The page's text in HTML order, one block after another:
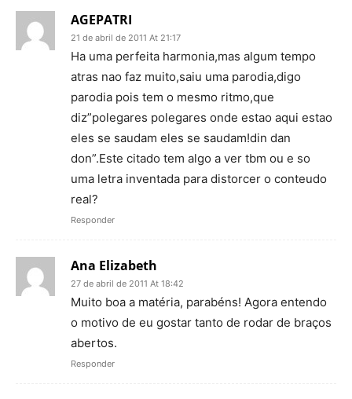
AGEPATRI
21 de abril de 2011 At 21:17
Ha uma perfeita harmonia,mas algum tempo
atras nao faz muito,saiu uma parodia,digo
parodia pois tem o mesmo ritmo,que
diz”polegares polegares onde estao aqui estao
eles se saudam eles se saudam!din dan
don”.Este citado tem algo a ver tbm ou e so
uma letra inventada para distorcer o conteudo
real?
Responder
Ana Elizabeth
27 de abril de 2011 At 18:42
Muito boa a matéria, parabéns! Agora entendo
o motivo de eu gostar tanto de rodar de braços
abertos.
Responder